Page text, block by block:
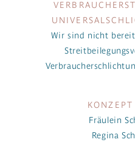
Wir sind nicht
Fräulein
Regina